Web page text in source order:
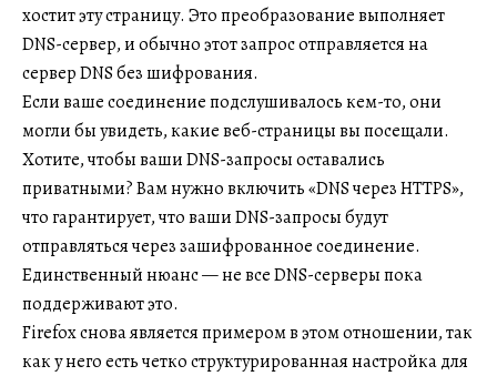
хостит эту страницу. Это преобразование выполняет
DNS-сервер, и обычно этот запрос отправляется на
сервер DNS без шифрования.
Если ваше соединение подслушивалось кем-то, они
могли бы увидеть, какие веб-страницы вы посещали.
Хотите, чтобы ваши DNS-запросы оставались
приватными? Вам нужно включить «DNS через HTTPS»,
что гарантирует, что ваши DNS-запросы будут
отправляться через зашифрованное соединение.
Единственный нюанс — не все DNS-серверы пока
поддерживают это.
Firefox снова является примером в этом отношении, так
как у него есть четко структурированная настройка для